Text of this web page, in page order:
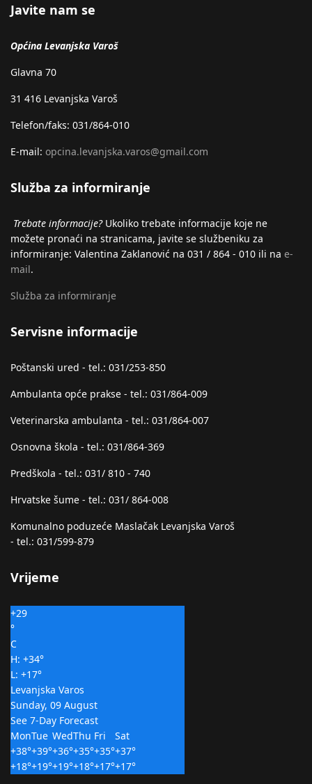
Javite nam se
Općina Levanjska Varoš
Glavna 70
31 416 Levanjska Varoš
Telefon/faks: 031/864-010
E-mail: opcina.levanjska.varos@gmail.com
Služba za informiranje
Trebate informacije?Ukoliko trebate informacije koje ne
možete pronaći na stranicama, javite se službeniku za
informiranje: Valentina Zaklanović na 031 / 864 - 010 ili na e-
mail.
Služba za informiranje
Servisne informacije
Poštanski ured - tel.: 031/253-850
Ambulanta opće prakse - tel.: 031/864-009
Veterinarska ambulanta - tel.: 031/864-007
Osnovna škola - tel.: 031/864-369
Predškola - tel.: 031/ 810 - 740
Hrvatske šume - tel.: 031/ 864-008
Komunalno poduzeće Maslačak Levanjska Varoš
- tel.: 031/599-879
Vrijeme
+29
°
C
H: +34°
L: +17°
Levanjska Varos
Sunday, 09 August
See 7-Day Forecast
MonTue WedThu Fri
Sat
+38°+39°+36°+35°+35°+37°
+18°+19°+19°+18°+17°+17°